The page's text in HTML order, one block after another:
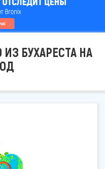
БУХАРЕСТА НА